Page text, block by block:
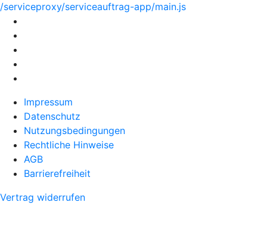
/serviceproxy/serviceauftrag-app/main.js
Impressum
Datenschutz
Nutzungsbedingungen
Rechtliche Hinweise
AGB
Barrierefreiheit
Vertrag widerrufen